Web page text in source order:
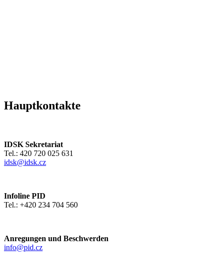
Hauptkontakte
IDSK Sekretariat
Tel.: 420 720 025 631
idsk@idsk.cz
Infoline PID
Tel.: +420 234 704 560
Anregungen und Beschwerden
info@pid.cz